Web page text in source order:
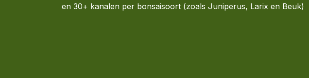
en 30+ kanalen per bonsaisoort (zoals Juniperus, Larix en Beuk)